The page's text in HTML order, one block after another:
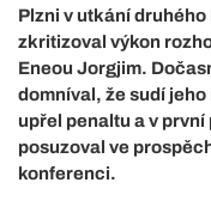
Plzni v utkání
zkritizoval výkon
Eneou Jorgjim.
domníval, že sudí
upřel penaltu a v
posuzoval ve
konferenci.